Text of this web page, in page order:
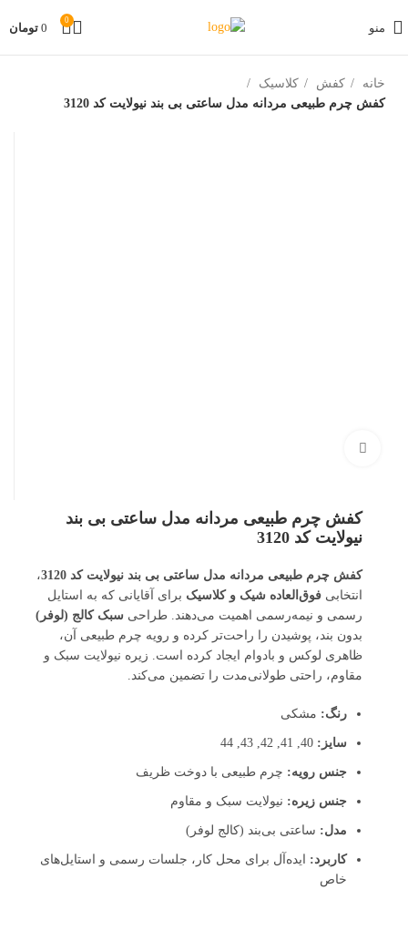
منو
0
0 تومان
خانه کفش
کلاسیک
کفش چرم طبیعی مردانه مدل ساعتی بی بند نیولایت کد 3120
کفش چرم طبیعی مردانه مدل ساعتی بی بند
نیولایت کد 3120
کفش چرم طبیعی مردانه مدل ساعتی بی بند نیولایت کد 3120
،
انتخابی فوق‌العاده شیک و کلاسیک برای آقایانی که به استایل
رسمی و نیمه‌رسمی اهمیت می‌دهند. طراحی سبک کالج (لوفر)
بدون بند، پوشیدن را راحت‌تر کرده و رویه چرم طبیعی آن،
ظاهری لوکس و بادوام ایجاد کرده است. زیره نیولایت سبک و
مقاوم، راحتی طولانی‌مدت را تضمین می‌کند.
رنگ: مشکی
سایز:
جنس رویه: چرم طبیعی با دوخت ظریف
جنس زیره: نیولایت سبک و مقاوم
مدل: ساعتی بی‌بند (کالج لوفر)
کاربرد: ایده‌آل برای محل کار، جلسات رسمی و استایل‌های
خاص